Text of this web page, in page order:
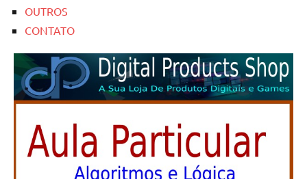
OUTROS
CONTATO